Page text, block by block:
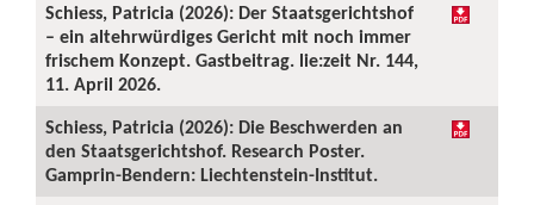
Schiess, Patricia (2026): Der Staatsgerichtshof
– ein altehrwürdiges Gericht mit noch immer
frischem Konzept. Gastbeitrag. lie:zeit Nr. 144,
11. April 2026.
Schiess, Patricia (2026): Die Beschwerden an
den Staatsgerichtshof. Research Poster.
Gamprin-Bendern: Liechtenstein-Institut.